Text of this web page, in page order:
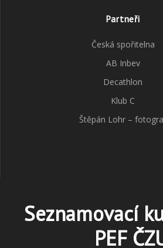
Partneři
Česká spořitelna
AB Inbev
Decathlon
Klub C
Štěpán Lohr –
Seznamovací
PEF